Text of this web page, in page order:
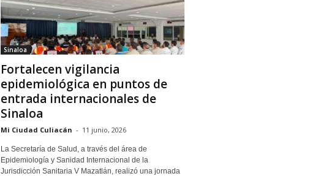
Sinaloa
Fortalecen vigilancia
epidemiológica en puntos de
entrada internacionales de
Sinaloa
Mi Ciudad Culiacán - 11 junio, 2026
La Secretaría de Salud, a través del área de
Epidemiología y Sanidad Internacional de la
Jurisdicción Sanitaria V Mazatlán, realizó una jornada